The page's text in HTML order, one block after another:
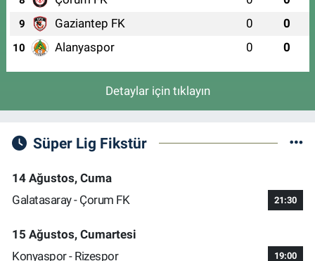
9 Gaziantep FK 0 0
10 Alanyaspor 0 0
Detaylar için tıklayın
Süper Lig Fikstür
14 Ağustos, Cuma
Galatasaray - Çorum FK
21:30
15 Ağustos, Cumartesi
Konyaspor - Rizespor
19:00